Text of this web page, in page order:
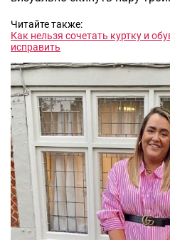
Читайте также:
Как нельзя сочетать куртку и
исправить